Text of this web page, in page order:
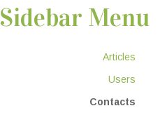
ارسال بريد الكتروني
*حقل مطلوب
Sidebar Menu
Articles
Users
Contacts